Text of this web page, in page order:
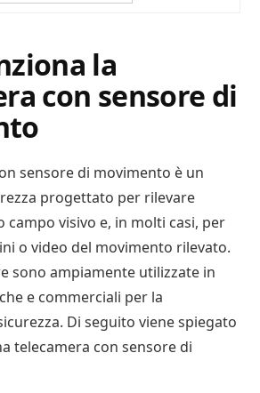
la
con sensore di
sensore di movimento è un
progettato per rilevare
campo visivo e, in molti casi, per
o video del movimento rilevato.
sono ampiamente utilizzate in
e commerciali per la
Di seguito viene spiegato
telecamera con sensore di